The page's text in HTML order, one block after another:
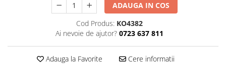
Ludicus Games
Majorette
Marionette
ADAUGA IN COS
Cod Produs: KO4382
Ai nevoie de ajutor? 0723 637 811
Adauga la Favorite Cere informatii